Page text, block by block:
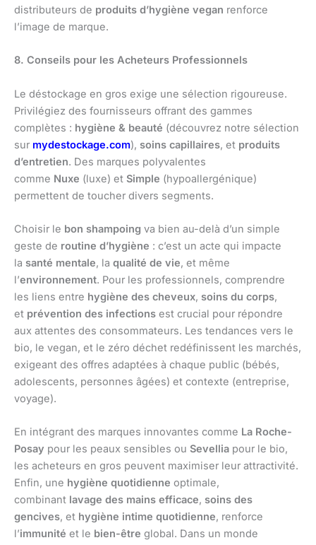
distributeurs de produits d’hygiène vegan renforce
l’image de marque.
8. Conseils pour les Acheteurs Professionnels
Le déstockage en gros exige une sélection rigoureuse.
Privilégiez des fournisseurs offrant des gammes
complètes : hygiène & beauté (découvrez notre sélection
sur mydestockage.com), soins capillaires, et produits
d’entretien. Des marques polyvalentes
comme Nuxe (luxe) et Simple (hypoallergénique)
permettent de toucher divers segments.
Choisir le bon shampoing va bien au-delà d’un simple
geste de routine d’hygiène : c’est un acte qui impacte
la santé mentale, la qualité de vie, et même
l’environnement. Pour les professionnels, comprendre
les liens entre hygiène des cheveux, soins du corps,
et prévention des infections est crucial pour répondre
aux attentes des consommateurs. Les tendances vers le
bio, le vegan, et le zéro déchet redéfinissent les marchés,
exigeant des offres adaptées à chaque public (bébés,
adolescents, personnes âgées) et contexte (entreprise,
voyage).
En intégrant des marques innovantes comme La Roche-
Posay pour les peaux sensibles ou Sevellia pour le bio,
les acheteurs en gros peuvent maximiser leur attractivité.
Enfin, une hygiène quotidienne optimale,
combinant lavage des mains efficace, soins des
gencives, et hygiène intime quotidienne, renforce
l’immunité et le bien-être global. Dans un monde